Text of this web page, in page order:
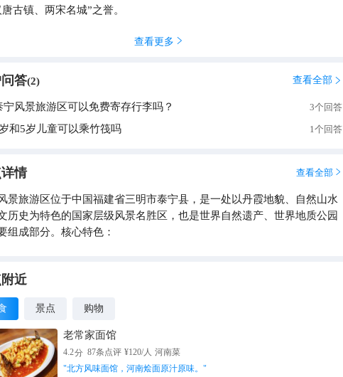
古镇、两宋名城”之誉。
查看更多 
答(2) 查看全部 
宁风景旅游区可以免费寄存行李吗？ 3个回答
和5岁儿童可以乘竹筏吗 1个回答
情 查看全部 
景旅游区位于中国福建省三明市泰宁县，是一处以丹霞地貌、自然山水
历史为特色的国家层级风景名胜区，也是世界自然遗产、世界地质公园
组成部分。核心特色：
近
景点 购物
老常家面馆
4.2分 87条点评 ¥120/人 河南菜
"北方风味面馆，河南烩面原汁原味。 "